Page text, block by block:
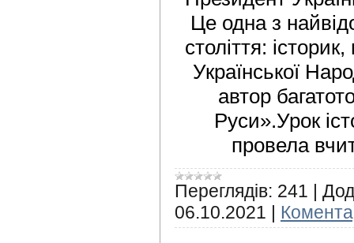
Це одна з
століття:
Української
автор
Руси».Урок
провела
Переглядів: 241 |
06.10.2021 |